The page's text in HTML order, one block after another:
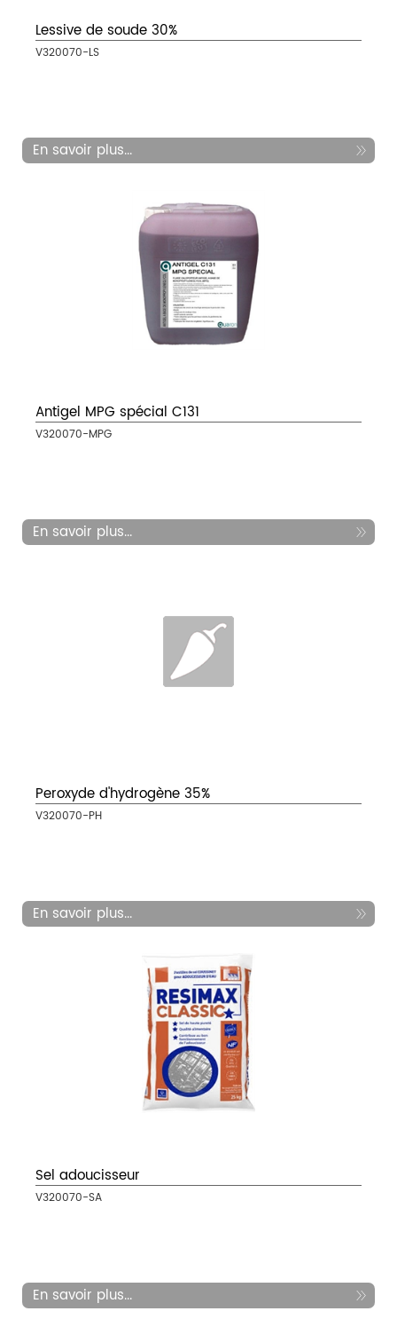
Lessive de soude 30%
V320070-LS
En savoir plus...
Antigel MPG spécial C131
V320070-MPG
En savoir plus...
Peroxyde d'hydrogène 35%
V320070-PH
En savoir plus...
Sel adoucisseur
V320070-SA
En savoir plus...